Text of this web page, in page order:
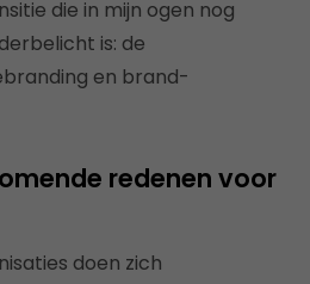
die in mijn ogen nog
is: de
en brand-
redenen voor
doen zich